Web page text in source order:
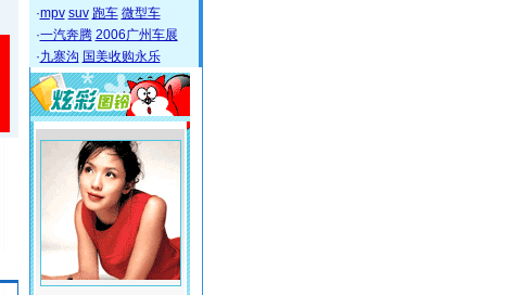
·mpv suv 跑车 微型车
·一汽奔腾 2006广州车展
·九寨沟 国美收购永乐